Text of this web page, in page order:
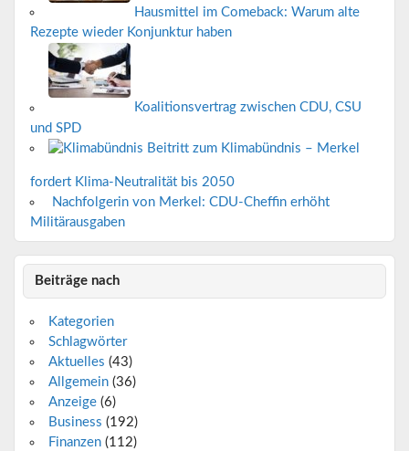
Hausmittel im Comeback: Warum alte
Rezepte wieder Konjunktur haben
Koalitionsvertrag zwischen CDU, CSU
und SPD
Beitritt zum Klimabündnis – Merkel
fordert Klima-Neutralität bis 2050
Nachfolgerin von Merkel: CDU-Cheffin erhöht
Militärausgaben
Beiträge nach
Kategorien
Schlagwörter
Aktuelles (43)
Allgemein (36)
Anzeige (6)
Business (192)
Finanzen (112)